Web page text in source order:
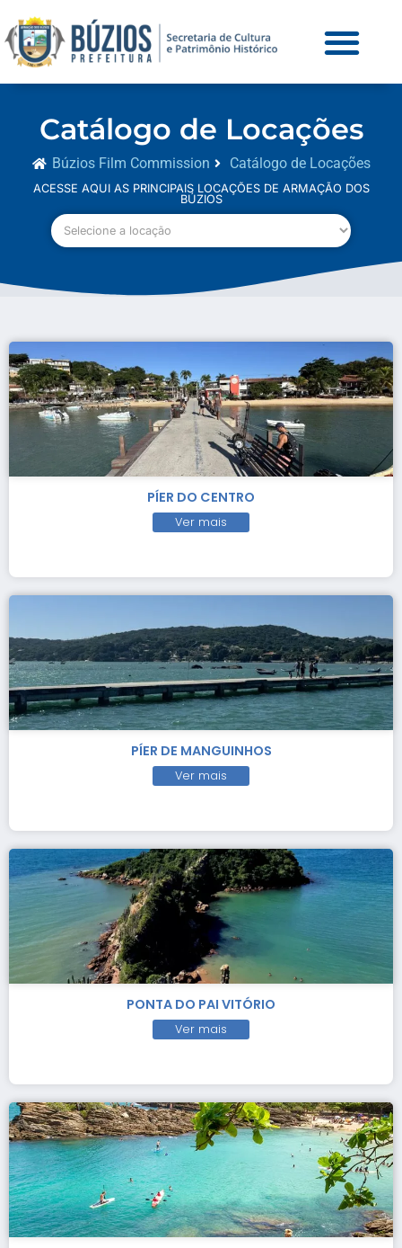
Catálogo de Locações
Búzios Film Commission Catálogo de Locações
ACESSE AQUI AS PRINCIPAIS LOCAÇÕES DE ARMAÇÃO DOS
BÚZIOS
PÍER DO CENTRO
Ver mais
PÍER DE MANGUINHOS
Ver mais
PONTA DO PAI VITÓRIO
Ver mais